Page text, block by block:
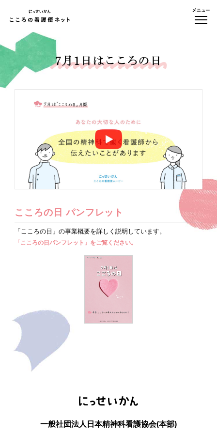
こころの日 パンフレット
「こころの日」の事業概要を詳しく説明しています。
「こころの日パンフレット」をご覧ください。
一般社団法人日本精神科看護協会(本部)